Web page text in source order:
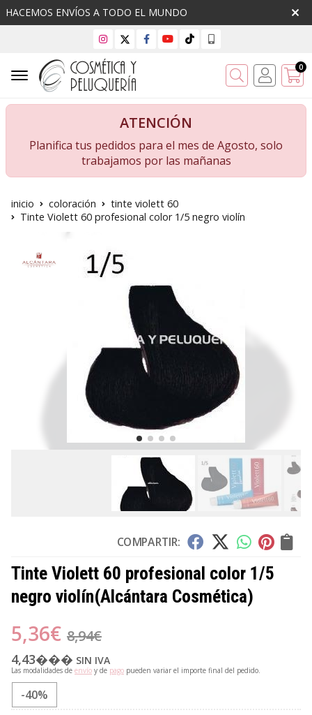
HACEMOS ENVÍOS A TODO EL MUNDO
Buscar 0
ATENCIÓN
Planifica tus pedidos para el mes de Agosto, solo
trabajamos por las mañanas
inicio coloración
tinte violett 60
Tinte Violett 60 profesional color 1/5 negro violín
COMPARTIR:
Tinte Violett 60 profesional color 1/5
negro violín(Alcántara Cosmética)
5,36€ 8,94€
4,43��� SIN IVA
Las modalidades de envío y de pago pueden variar el importe final del pedido.
-40%